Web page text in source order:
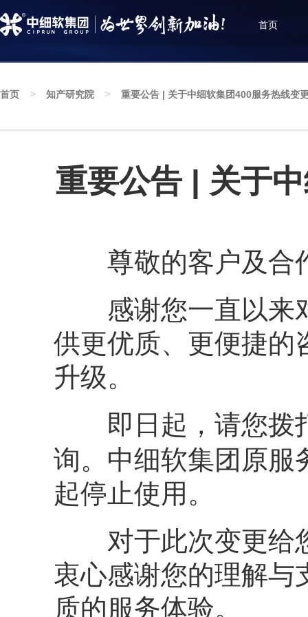
首页
知产研究院
首页 > 知产研究院 > 重要公告 | 关于中细软集团400服务热线变
重要公告 | 关于
尊敬的客户及合
感谢您一直以来对
供更优质、更便捷的
升级。
即日起，请您拨
询。中细软集团原服
起停止使用。
对于此次变更给您
衷心感谢您的理解与
质的服务体验。